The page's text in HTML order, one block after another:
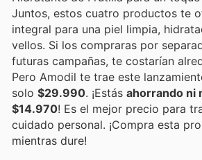
Juntos, estos cuatro productos te
integral para una piel limpia,
vellos. Si los compraras por
futuras campañas, te costarían
Pero Amodil te trae este
solo $29.990. ¡Estás ahorrando ni
$14.970! Es el mejor precio para
cuidado personal. ¡Compra esta
mientras dure!